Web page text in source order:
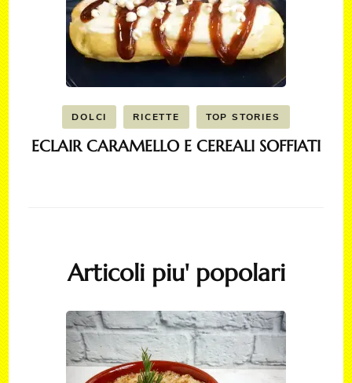
DOLCI RICETTE TOP STORIES
ECLAIR CARAMELLO E CEREALI SOFFIATI
Articoli piu' popolari